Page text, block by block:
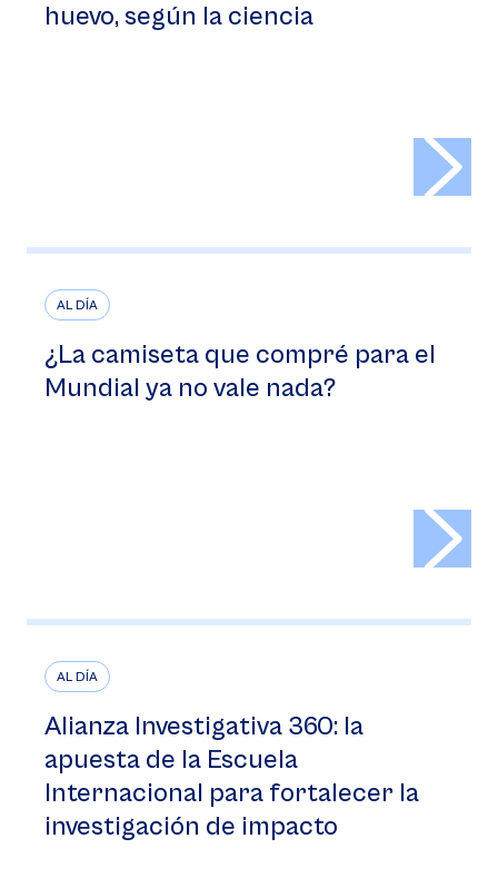
huevo, según la ciencia
AL DÍA
¿La camiseta que compré para el
Mundial ya no vale nada?
AL DÍA
Alianza Investigativa 360: la
apuesta de la Escuela
Internacional para fortalecer la
investigación de impacto